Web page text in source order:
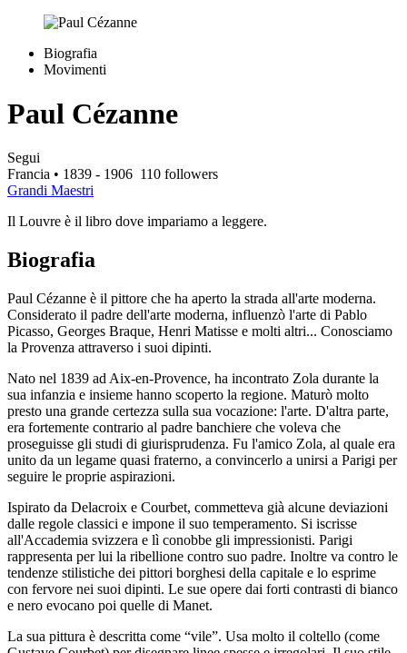
Biografia
Movimenti
Paul Cézanne
Segui
Francia • 1839 - 1906 110 followers
Grandi Maestri
Il Louvre è il libro dove impariamo a leggere.
Biografia
Paul Cézanne è il pittore che ha aperto la strada all'arte moderna.
Considerato il padre dell'arte moderna, influenzò l'arte di Pablo
Picasso, Georges Braque, Henri Matisse e molti altri... Conosciamo
la Provenza attraverso i suoi dipinti.
Nato nel 1839 ad Aix-en-Provence, ha incontrato Zola durante la
sua infanzia e insieme hanno scoperto la regione. Maturò molto
presto una grande certezza sulla sua vocazione: l'arte. D'altra parte,
era fortemente contrario al padre banchiere che voleva che
proseguisse gli studi di giurisprudenza. Fu l'amico Zola, al quale era
unito da un legame quasi fraterno, a convincerlo a unirsi a Parigi per
seguire le proprie aspirazioni.
Ispirato da Delacroix e Courbet, commetteva già alcune deviazioni
dalle regole classici e impone il suo temperamento. Si iscrisse
all'Accademia svizzera e lì conobbe gli impressionisti. Parigi
rappresenta per lui la ribellione contro suo padre. Inoltre va contro le
tendenze stilistiche dei pittori borghesi della capitale e lo esprime
con fervore nei suoi dipinti. Le sue opere dai forti contrasti di bianco
e nero evocano poi quelle di Manet.
La sua pittura è descritta come “vile”. Usa molto il coltello (come